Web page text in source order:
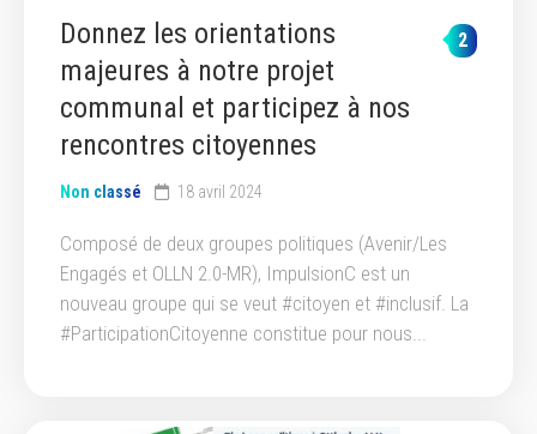
Donnez les orientations
majeures à notre projet
communal et participez à nos
rencontres citoyennes
2
Non classé 18 avril 2024
Composé de deux groupes politiques (Avenir/Les
Engagés et OLLN 2.0-MR), ImpulsionC est un
nouveau groupe qui se veut #citoyen et #inclusif. La
#ParticipationCitoyenne constitue pour nous...